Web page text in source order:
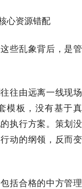
心资源错配
些乱象背后，是管
往由远离一线现场
模板，没有基于真
执行方案。策划没
动的纲领，反而变
括合格的中方管理